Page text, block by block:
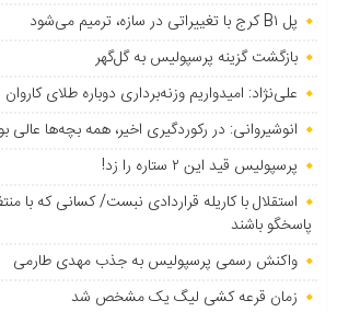
پل B۱ کرج با تغییراتی در سازه، ترمیم می‌شود
بازگشت گزینه پرسپولیس به ‌گل‌گهر
علی‌نژاد: امیدواریم وزنه‌برداری دوباره طلای
انوشیروانی: در رکوردگیری اخیر، همه بچه‌ها عالی
پرسپولیس قید این ۲ ستاره را زد!
استقلال با کاریله قراردادی نبست/ کسانی که با
پاسخگو باشند
واکنش رسمی پرسپولیس به جذب مهدی طارمی
زمان قرعه کشی لیگ یک مشخص شد